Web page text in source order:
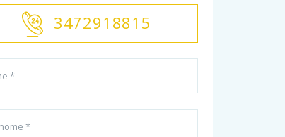
3472918815